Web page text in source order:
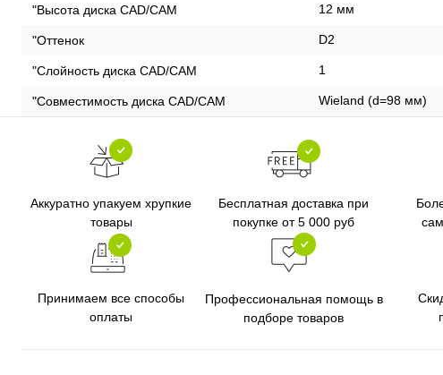
"Высота диска CAD/CAM 12 мм
"Оттенок D2
"Слойность диска CAD/CAM 1
"Совместимость диска CAD/CAM Wieland (d=98 мм)
Аккуратно упакуем хрупкие
товары
Бесплатная доставка при
покупке от 5 000 руб
Принимаем все способы
оплаты
Профессиональная помощь в
подборе товаров